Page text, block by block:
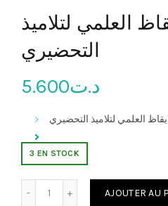
العلمي لتلاميذ
التحضيري
د.ت5.600
العلمي لتلاميذ التحضيري
3 EN STOCK
AJOUTER AU